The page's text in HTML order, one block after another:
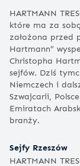
HARTMANN
które ma za
założona przed
Hartmann”
Christopha
sejfów. Dziś
Niemczech i
Szwajcarii,
Emiratach
branży.
Sejfy Rzeszów
HARTMANN